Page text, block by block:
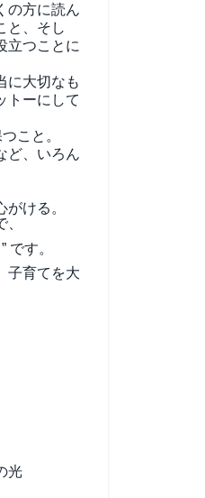
の方に読ん
と、そし
立つことに
に大切なも
トーにして
こと。
ど、いろん
ける。
です。
子育てを大
光